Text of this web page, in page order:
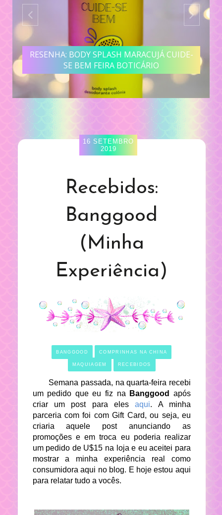
RESENHA: BODY SPLASH MARACUJÁ CUIDE-
SE BEM FEIRA BOTICÁRIO
16 SETEMBRO
2019
Recebidos:
Banggood
(Minha
Experiência)
BANGGOOD COMPRINHAS NA CHINA
MAQUIAGEM RECEBIDOS
Semana passada, na quarta-feira recebi
um pedido que eu fiz na Banggood
após
criar um post para elesaqui. A minha
parceria com foi com Gift Card, ou seja, eu
criaria aquele post anunciando as
promoções e em troca eu poderia realizar
um pedido de U$15 na loja e eu aceitei para
mostrar a minha experiência real como
consumidora aqui no blog. E hoje estou aqui
para relatar tudo a vocês.